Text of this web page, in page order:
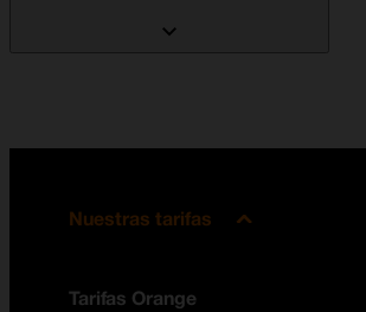
Nuestras tarifas
Tarifas Orange